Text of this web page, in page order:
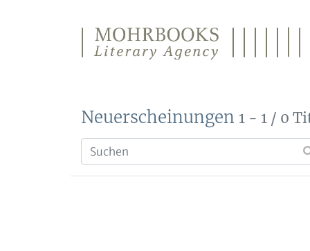
Neuerscheinungen 1 - 1 / 0